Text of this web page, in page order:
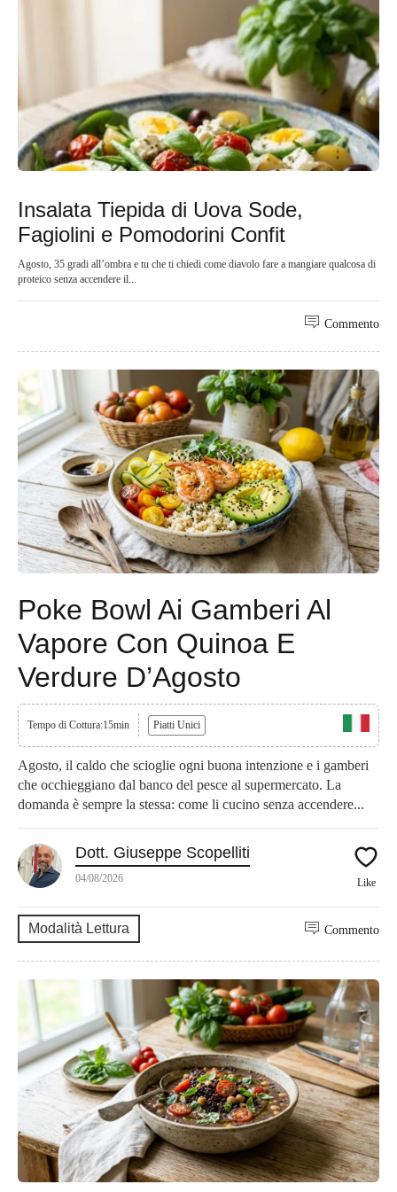
Insalata Tiepida di Uova Sode,
Fagiolini e Pomodorini Confit
Agosto, 35 gradi all’ombra e tu che ti chiedi come diavolo fare a mangiare qualcosa di
proteico senza accendere il...
Commento
Poke Bowl Ai Gamberi Al
Vapore Con Quinoa E
Verdure D’Agosto
Tempo di Cottura:15min Piatti Unici
Agosto, il caldo che scioglie ogni buona intenzione e i gamberi
che occhieggiano dal banco del pesce al supermercato. La
domanda è sempre la stessa: come li cucino senza accendere...
Dott. Giuseppe Scopelliti
04/08/2026 Like
Modalità Lettura Commento